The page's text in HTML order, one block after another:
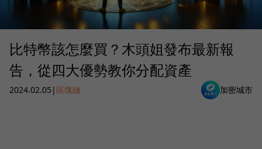
比特幣該怎麼買？木頭姐發布最新報
告，從四大優勢教你分配資產
2024.02.05 | 區塊鏈 加密城市